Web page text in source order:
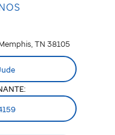
TN 38105